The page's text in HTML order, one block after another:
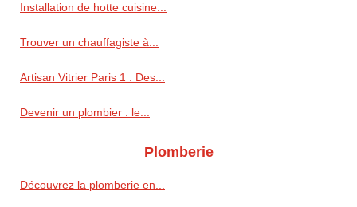
Installation de hotte cuisine...
Trouver un chauffagiste à...
Artisan Vitrier Paris 1 : Des...
Devenir un plombier : le...
Plomberie
Découvrez la plomberie en...